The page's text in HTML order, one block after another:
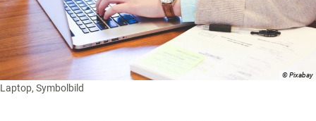
© Pixabay
Laptop, Symbolbild